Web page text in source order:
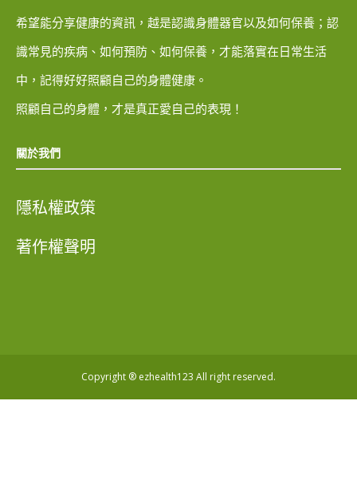
希望能分享健康的資訊，越是認識身體器官以及如何保養；認
識常見的疾病、如何預防、如何保養，才能落實在日常生活
中，記得好好照顧自己的身體健康。
照顧自己的身體，才是真正愛自己的表現！
關於我們
隱私權政策
著作權聲明
Copyright ® ezhealth123 All right reserved.